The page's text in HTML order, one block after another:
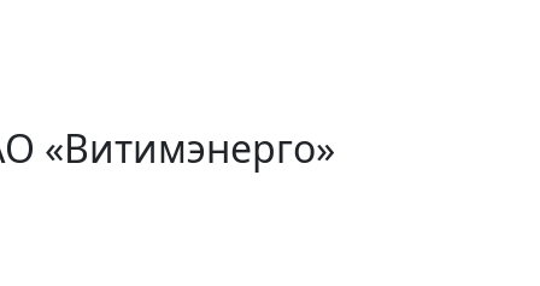
«Витимэнерго»